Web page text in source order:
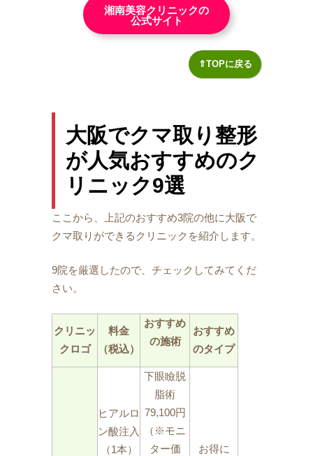
湘南美容クリニックの
公式サイト
⇑TOPに戻る
大阪でクマ取り整形
が人気おすすめのク
リニック9選
ここから、上記のおすすめ3院の他に大阪で
クマ取りができるクリニックを紹介します。
9院を厳選したので、チェックしてみてくだ
さい。
クリニッ
クロゴ
料金
（税込）
おすすめ
の施術
おすすめ
のタイプ
ヒアルロ
ン酸注入
（1本）
下眼瞼脱
脂術
79,100円
（※モニ
ター価
お得に